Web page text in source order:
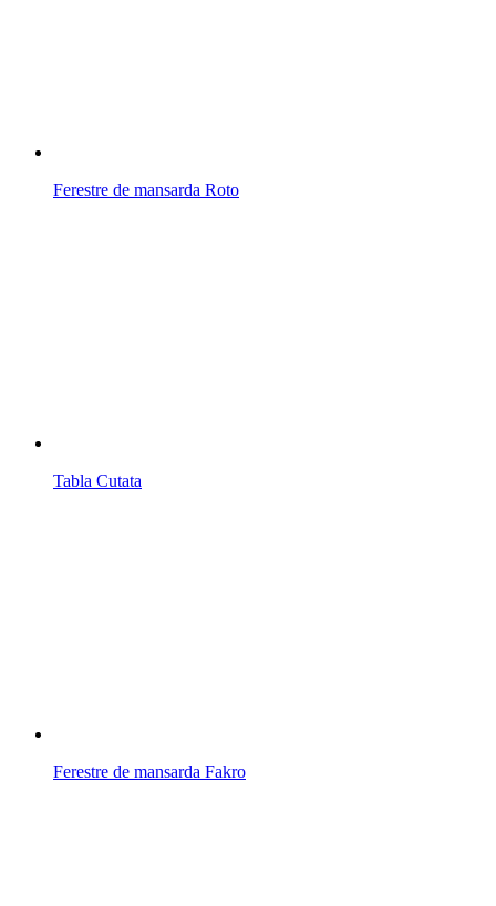
Ferestre de mansarda Roto
Tabla Cutata
Ferestre de mansarda Fakro